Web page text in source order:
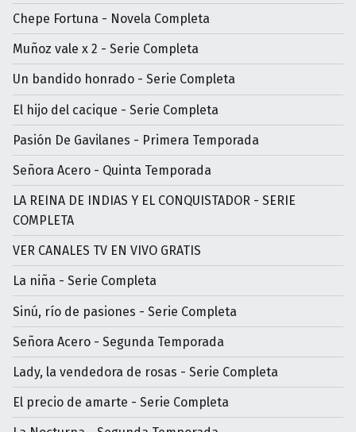
Chepe Fortuna - Novela Completa
Muñoz vale x 2 - Serie Completa
Un bandido honrado - Serie Completa
El hijo del cacique - Serie Completa
Pasión De Gavilanes - Primera Temporada
Señora Acero - Quinta Temporada
LA REINA DE INDIAS Y EL CONQUISTADOR - SERIE
COMPLETA
VER CANALES TV EN VIVO GRATIS
La niña - Serie Completa
Sinú, río de pasiones - Serie Completa
Señora Acero - Segunda Temporada
Lady, la vendedora de rosas - Serie Completa
El precio de amarte - Serie Completa